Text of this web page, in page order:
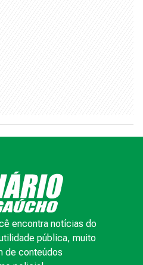
encontra notícias do
pública, muito
de conteúdos